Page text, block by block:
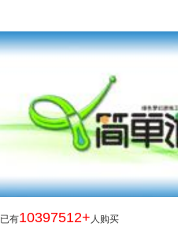
已有10397512+ 人购买